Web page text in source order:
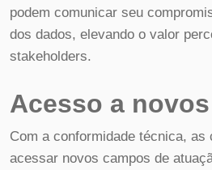
podem comunicar seu
dos dados, elevando o valor
stakeholders.
Acesso a
Com a conformidade técnica, as
acessar novos campos de